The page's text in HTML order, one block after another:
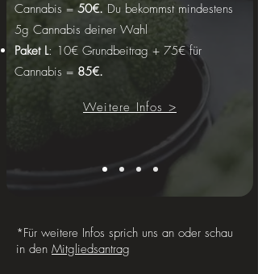
Cannabis = 50€. Du bekommst mindestens
5g Cannabis deiner Wahl
Paket L: 10€ Grundbeitrag + 75€ für
Cannabis = 85€.
Weitere Infos >
*Für weitere Infos sprich uns an oder schau
in den Mitgliedsantrag